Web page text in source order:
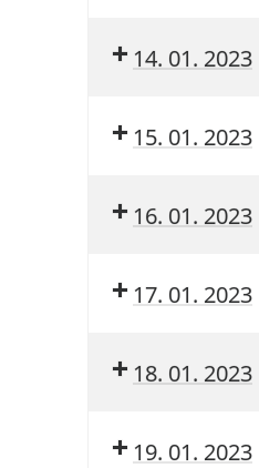
14. 01. 2023
15. 01. 2023
16. 01. 2023
17. 01. 2023
18. 01. 2023
19. 01. 2023